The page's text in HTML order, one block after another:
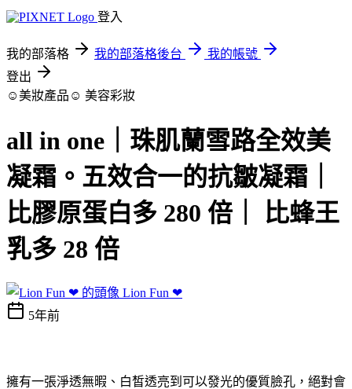
登入
我的部落格 我的部落格後台
我的帳號
登出
☺美妝產品☺ 美容彩妝
all in one｜珠肌蘭雪路全效美
凝霜。五效合一的抗皺凝霜｜
比膠原蛋白多 280 倍｜ 比蜂王
乳多 28 倍
Lion Fun ❤
5年前
擁有一張淨透無暇、白皙透亮到可以發光的優質臉孔，絕對會